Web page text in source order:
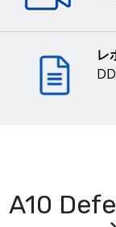
レ
A10